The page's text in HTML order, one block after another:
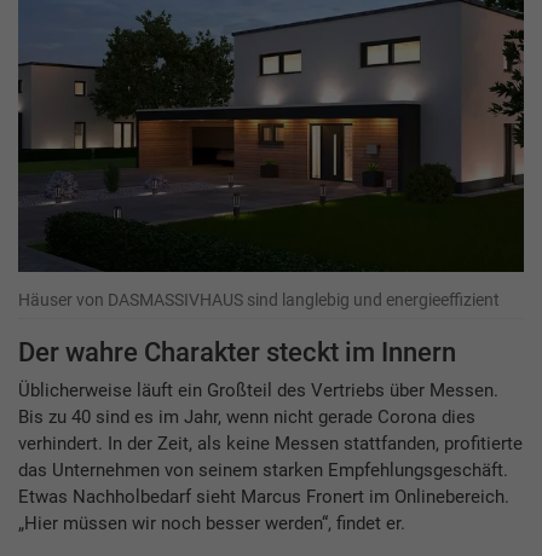
Häuser von DASMASSIVHAUS sind langlebig und energieeffizient
Der wahre Charakter steckt im Innern
Üblicherweise läuft ein Großteil des Vertriebs über Messen.
Bis zu 40 sind es im Jahr, wenn nicht gerade Corona dies
verhindert. In der Zeit, als keine Messen stattfanden, profitierte
das Unternehmen von seinem starken Empfehlungsgeschäft.
Etwas Nachholbedarf sieht Marcus Fronert im Onlinebereich.
„Hier müssen wir noch besser werden“, findet er.